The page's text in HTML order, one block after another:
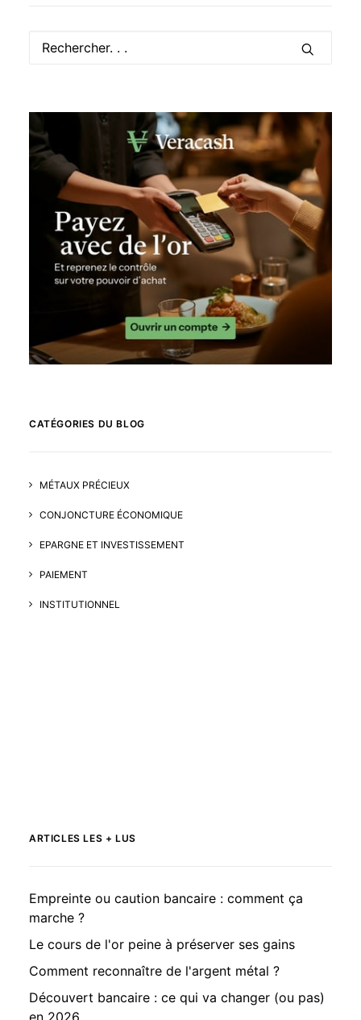
CATÉGORIES DU BLOG
MÉTAUX PRÉCIEUX
CONJONCTURE ÉCONOMIQUE
EPARGNE ET INVESTISSEMENT
PAIEMENT
INSTITUTIONNEL
ARTICLES LES + LUS
Empreinte ou caution bancaire : comment ça
marche ?
Le cours de l'or peine à préserver ses gains
Comment reconnaître de l'argent métal ?
Découvert bancaire : ce qui va changer (ou pas)